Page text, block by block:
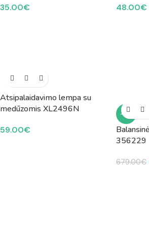
35.00€ 48.00€
Atsipalaidavimo lempa su
medūzomis XL2496N
59.00€
-4%
356229
679.00€